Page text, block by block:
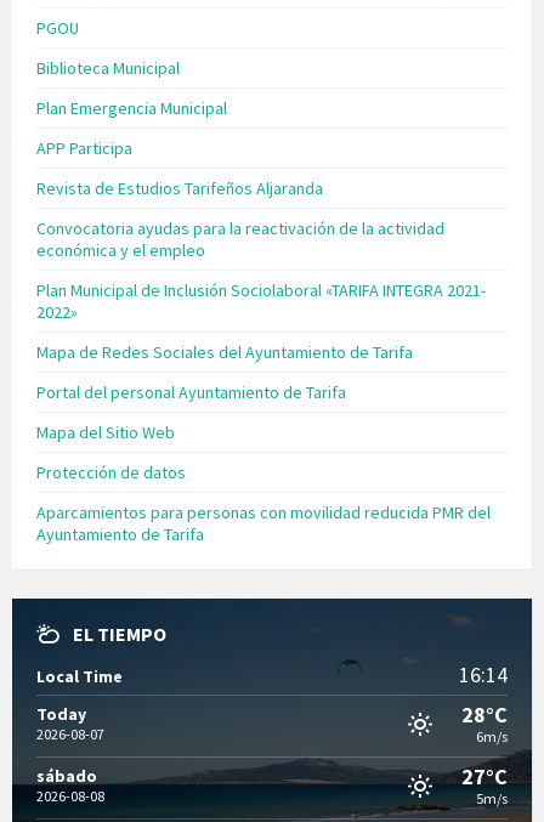
PGOU
Biblioteca Municipal
Plan Emergencia Municipal
APP Participa
Revista de Estudios Tarifeños Aljaranda
Convocatoria ayudas para la reactivación de la actividad
económica y el empleo
Plan Municipal de Inclusión Sociolaboral «TARIFA INTEGRA 2021-
2022»
Mapa de Redes Sociales del Ayuntamiento de Tarifa
Portal del personal Ayuntamiento de Tarifa
Mapa del Sitio Web
Protección de datos
Aparcamientos para personas con movilidad reducida PMR del
Ayuntamiento de Tarifa
EL TIEMPO
Local Time 16:14
Today
2026-08-07
28°C
6m/s
sábado
2026-08-08
27°C
5m/s